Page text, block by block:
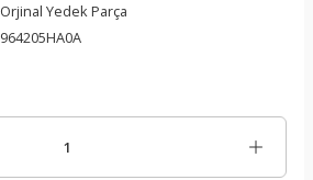
Orjinal Yedek Parça
964205HA0A